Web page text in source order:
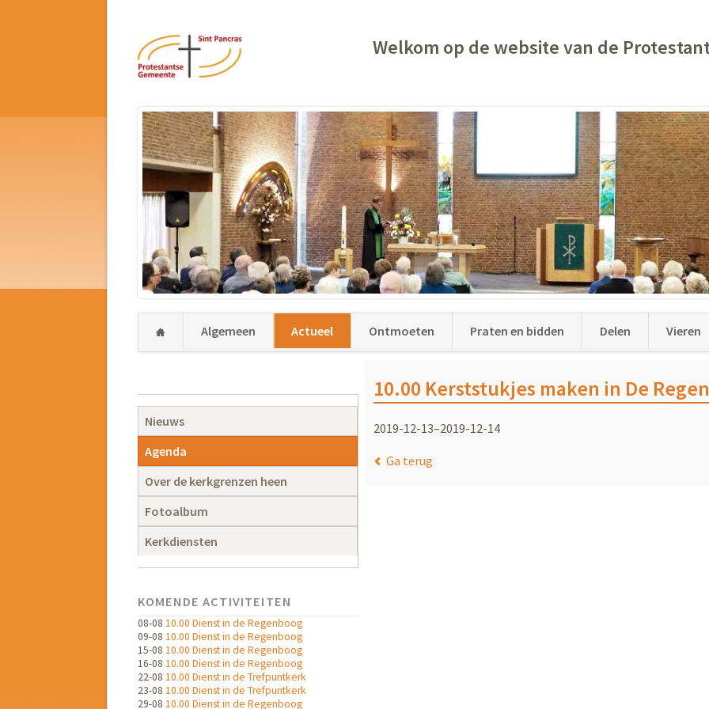
Welkom op de website van de
NavigatieAlgemeen Actueel Ontmoeten Praten en bidden Delen Vieren
10.00 Kerststukjes maken in De
2019-12-13–2019-12-14
Ga terug
Navigatie
overslaan
Nieuws
Agenda
Over de kerkgrenzen heen
Fotoalbum
Kerkdiensten
KOMENDE ACTIVITEITEN
08-08 10.00 Dienst in de Regenboog
09-08 10.00 Dienst in de Regenboog
15-08 10.00 Dienst in de Regenboog
16-08 10.00 Dienst in de Regenboog
22-08 10.00 Dienst in de Trefpuntkerk
23-08 10.00 Dienst in de Trefpuntkerk
29-08 10.00 Dienst in de Regenboog